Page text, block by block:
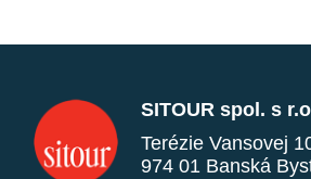
SITOUR spol. s
Terézie Vansovej
974 01 Banská